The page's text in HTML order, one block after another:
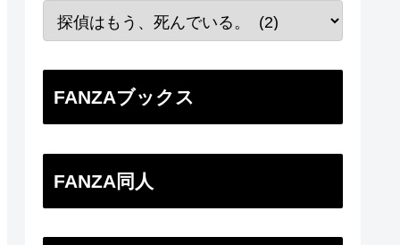
FANZAブックス
FANZA同人